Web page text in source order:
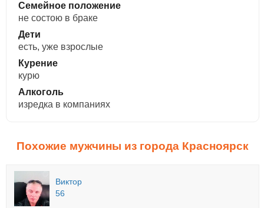
Семейное положение
не состою в браке
Дети
есть, уже взрослые
Курение
курю
Алкоголь
изредка в компаниях
Похожие мужчины из города Красноярск
Виктор
56